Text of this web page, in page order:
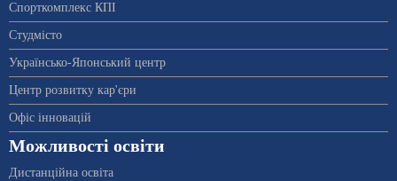
Спорткомплекс КПІ
Студмісто
Українсько-Японський центр
Центр розвитку кар'єри
Офіс інновацій
Можливості освіти
Дистанційна освіта